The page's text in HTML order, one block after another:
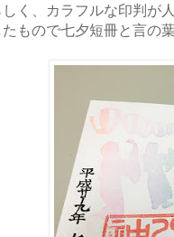
しく、カラフルな印判が
たもので七夕短冊と言の